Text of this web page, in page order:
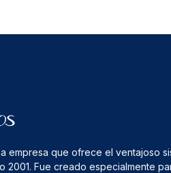
empresa que ofrece el ventajoso
2001. Fue creado especialmente